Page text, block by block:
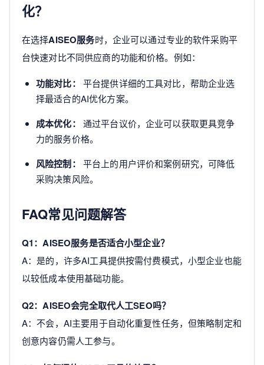
化？
在选择AISEO服务时，企业可以通过专业的软件采购平
台快速对比不同供应商的功能和价格。例如：
功能对比：
平台提供详细的工具对比，帮助企业选
择最适合的AI优化方案。
成本优化：
通过平台议价，企业可以获取更具竞争
力的服务价格。
风险控制：
平台上的用户评价和案例研究，可降低
采购决策风险。
FAQ常见问题解答
Q1：AISEO服务是否适合小型企业？
A：是的，许多AI工具提供按需付费模式，小型企业也能
以较低成本使用基础功能。
Q2：AISEO会完全取代人工SEO吗？
A：不会，AI主要用于自动化重复性任务，但策略制定和
创意内容仍需人工参与。